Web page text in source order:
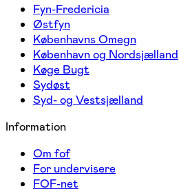
Fyn-Fredericia
Østfyn
Københavns Omegn
København og Nordsjælland
Køge Bugt
Sydøst
Syd- og Vestsjælland
Information
Om fof
For undervisere
FOF-net